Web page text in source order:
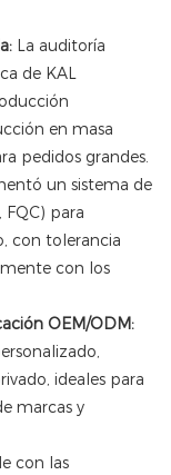
La auditoría
de KAL
en masa
pedidos grandes.
un sistema de
FQC) para
con tolerancia
con los
OEM/ODM:
ideales para
marcas y
con las